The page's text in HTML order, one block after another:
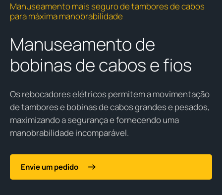
Manuseamento de
bobinas de cabos e fios
Manuseamento mais seguro de tambores de cabos
para máxima manobrabilidade
Os rebocadores elétricos permitem a movimentação
de tambores e bobinas de cabos grandes e pesados,
maximizando a segurança e fornecendo uma
manobrabilidade incomparável.
Envie um pedido